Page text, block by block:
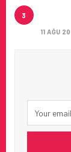
3
11 AĞU